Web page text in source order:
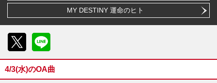
MY DESTINY 運命のヒト
4/3(水)のOA曲